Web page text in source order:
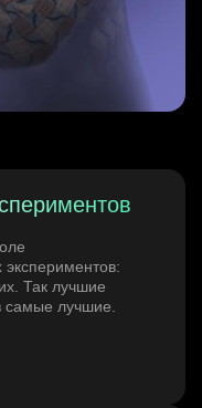
экспериментов:
Так лучшие
самые лучшие.